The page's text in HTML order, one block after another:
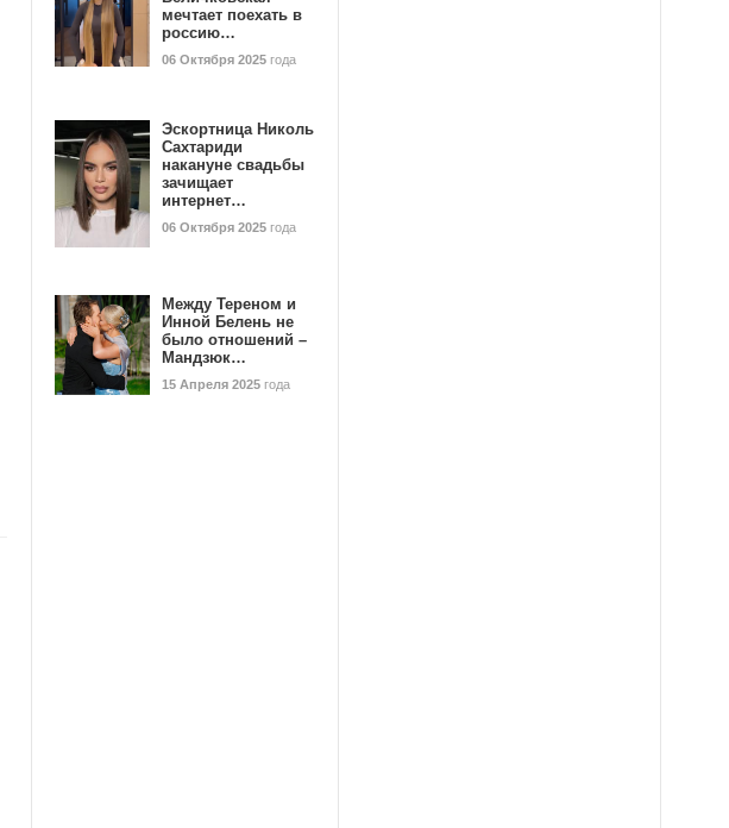
мечтает поехать в
россию…
06 Октября 2025 года
Эскортница Николь
Сахтариди
накануне свадьбы
зачищает
интернет…
06 Октября 2025 года
Между Тереном и
Инной Белень не
было отношений –
Мандзюк…
15 Апреля 2025 года